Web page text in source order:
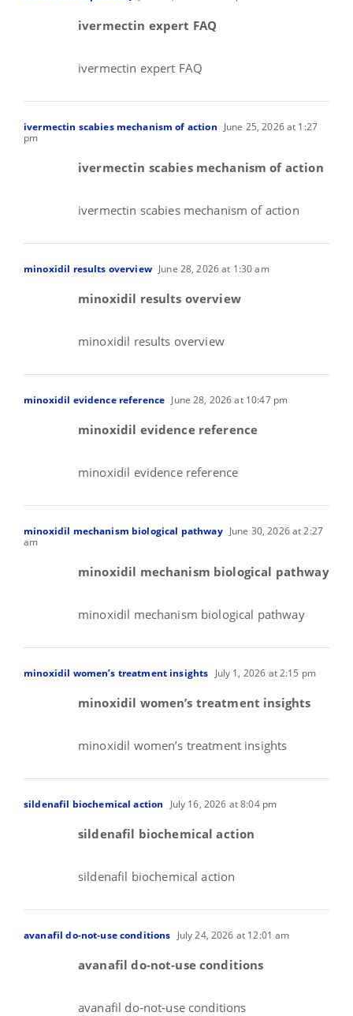
ivermectin expert FAQ
ivermectin expert FAQ
ivermectin scabies mechanism of action June 25, 2026 at 1:27
pm
ivermectin scabies mechanism of action
ivermectin scabies mechanism of action
minoxidil results overview June 28, 2026 at 1:30 am
minoxidil results overview
minoxidil results overview
minoxidil evidence reference June 28, 2026 at 10:47 pm
minoxidil evidence reference
minoxidil evidence reference
minoxidil mechanism biological pathway June 30, 2026 at 2:27
am
minoxidil mechanism biological pathway
minoxidil mechanism biological pathway
minoxidil women’s treatment insights July 1, 2026 at 2:15 pm
minoxidil women’s treatment insights
minoxidil women’s treatment insights
sildenafil biochemical action July 16, 2026 at 8:04 pm
sildenafil biochemical action
sildenafil biochemical action
avanafil do‑not‑use conditions July 24, 2026 at 12:01 am
avanafil do‑not‑use conditions
avanafil do‑not‑use conditions